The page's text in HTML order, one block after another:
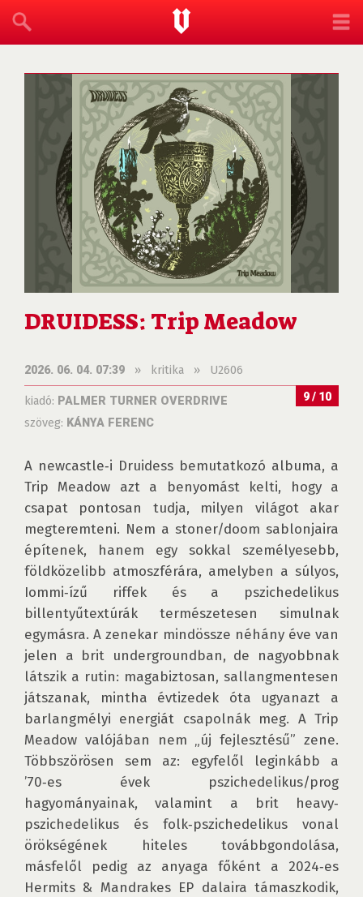
DRUIDESS: Trip Meadow
2026. 06. 04. 07:39 » kritika » U2606
9 / 10
kiadó: PALMER TURNER OVERDRIVE
szöveg: KÁNYA FERENC
A newcastle‑i Druidess bemutatkozó albuma, a
Trip Meadow azt a benyomást kelti, hogy a
csapat pontosan tudja, milyen világot akar
megteremteni. Nem a stoner/doom sablonjaira
építenek, hanem egy sokkal személyesebb,
földközelibb atmoszférára, amelyben a súlyos,
Iommi‑ízű riffek és a pszichedelikus
billentyűtextúrák természetesen simulnak
egymásra. A zenekar mindössze néhány éve van
jelen a brit undergroundban, de nagyobbnak
látszik a rutin: magabiztosan, sallangmentesen
játszanak, mintha évtizedek óta ugyanazt a
barlangmélyi energiát csapolnák meg. A Trip
Meadow valójában nem „új fejlesztésű” zene.
Többszörösen sem az: egyfelől leginkább a
’70‑es évek pszichedelikus/prog
hagyományainak, valamint a brit heavy‑
pszichedelikus és folk‑pszichedelikus vonal
örökségének hiteles továbbgondolása,
másfelől pedig az anyaga főként a 2024‑es
Hermits & Mandrakes EP dalaira támaszkodik,